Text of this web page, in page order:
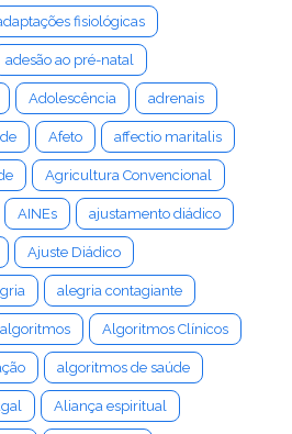
fisiológicas
adesão ao pré-natal
Adolescência adrenais
Afeto affectio maritalis
Agricultura Convencional
AINEs ajustamento diádico
Ajuste Diádico
alegria contagiante
algoritmos Algoritmos Clínicos
algoritmos de saúde
Aliança espiritual